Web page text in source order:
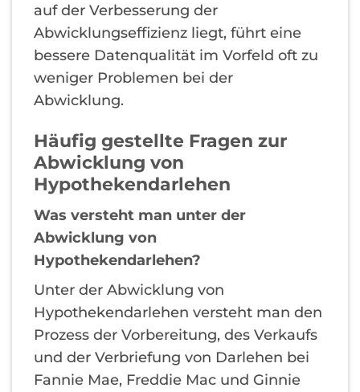
auf der Verbesserung der
Abwicklungseffizienz liegt, führt eine
bessere Datenqualität im Vorfeld oft zu
weniger Problemen bei der
Abwicklung.
Häufig gestellte Fragen zur
Abwicklung von
Hypothekendarlehen
Was versteht man unter der
Abwicklung von
Hypothekendarlehen?
Unter der Abwicklung von
Hypothekendarlehen versteht man den
Prozess der Vorbereitung, des Verkaufs
und der Verbriefung von Darlehen bei
Fannie Mae, Freddie Mac und Ginnie